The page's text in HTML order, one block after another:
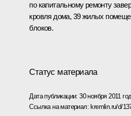
по капитальному ремонту
кровля дома, 39 жилых
блоков.
Статус материала
Дата публикации:30 ноября 2011
Ссылка на материал:kremlin.ru/d/